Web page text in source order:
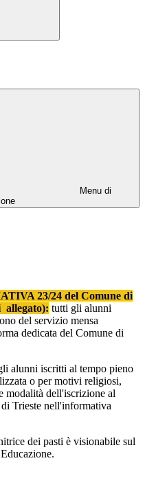
Menu di
23/24 del Comune di
allegato): tutti gli alunni
del servizio mensa
dedicata del Comune di
alunni iscritti al tempo pieno
o per motivi religiosi,
modalità dell'iscrizione al
Trieste nell'informativa
dei pasti è visionabile sul